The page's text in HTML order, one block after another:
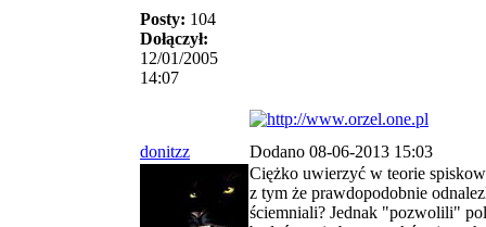
Posty: 104
Dołączył:
12/01/2005
14:07
donitzz Dodano 08-06-2013 15:03
Ciężko uwierzyć w teorie
z tym że prawdopodobnie
ściemniali? Jednak "pozwolili"